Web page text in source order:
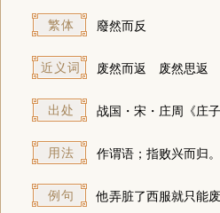
繁体 廢然而反
近义词 废然而返 废然思返
出处 战国・宋・庄周《庄
用法 作谓语；指败兴而归。
例句 他弄脏了西服就只能